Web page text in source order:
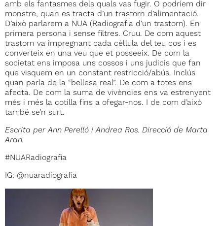
amb els fantasmes dels quals vas fugir. O podríem dir
monstre, quan es tracta d’un trastorn d’alimentació.
D’això parlarem a NUA (Radiografia d'un trastorn). En
primera persona i sense filtres. Cruu. De com aquest
trastorn va impregnant cada cèl·lula del teu cos i es
converteix en una veu que et posseeix. De com la
societat ens imposa uns cossos i uns judicis que fan
que visquem en un constant restricció/abús. Inclús
quan parla de la “bellesa real”. De com a totes ens
afecta. De com la suma de vivències ens va estrenyent
més i més la cotilla fins a ofegar-nos. I de com d’això
també se’n surt.
Escrita per Ann Perelló i Andrea Ros. Direcció de Marta
Aran.
#NUARadiografia
IG: @nuaradiografia